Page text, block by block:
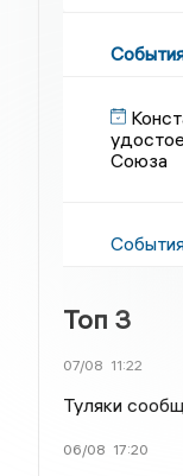
Союза
Топ 3
07/08 11:22
Туляки
06/08 17:20